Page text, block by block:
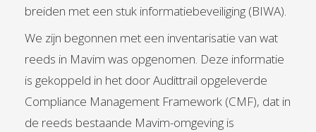
breiden met een stuk informatiebeveiliging (BIWA).
We zijn begonnen met een inventarisatie van wat
reeds in Mavim was opgenomen. Deze informatie
is gekoppeld in het door Audittrail opgeleverde
Compliance Management Framework (CMF), dat in
de reeds bestaande Mavim-omgeving is